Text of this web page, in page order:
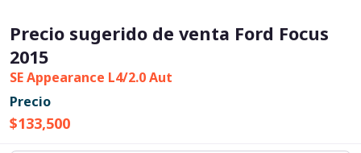
Precio sugerido de venta Ford Focus
2015
SE Appearance L4/2.0 Aut
Precio
$133,500